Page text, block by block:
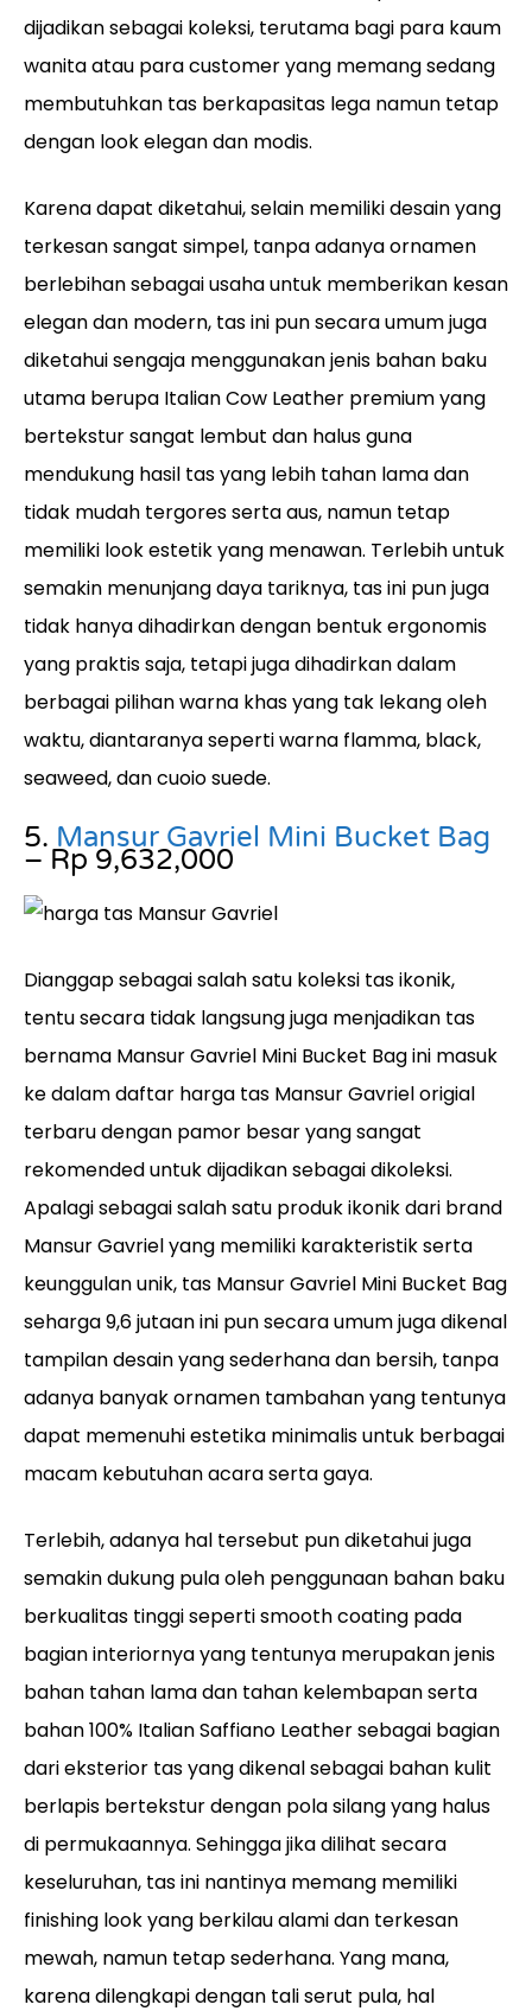
dijadikan sebagai koleksi, terutama bagi para kaum
wanita atau para customer yang memang sedang
membutuhkan tas berkapasitas lega namun tetap
dengan look elegan dan modis.
Karena dapat diketahui, selain memiliki desain yang
terkesan sangat simpel, tanpa adanya ornamen
berlebihan sebagai usaha untuk memberikan kesan
elegan dan modern, tas ini pun secara umum juga
diketahui sengaja menggunakan jenis bahan baku
utama berupa Italian Cow Leather premium yang
bertekstur sangat lembut dan halus guna
mendukung hasil tas yang lebih tahan lama dan
tidak mudah tergores serta aus, namun tetap
memiliki look estetik yang menawan. Terlebih untuk
semakin menunjang daya tariknya, tas ini pun juga
tidak hanya dihadirkan dengan bentuk ergonomis
yang praktis saja, tetapi juga dihadirkan dalam
berbagai pilihan warna khas yang tak lekang oleh
waktu, diantaranya seperti warna flamma, black,
seaweed, dan cuoio suede.
5. Mansur Gavriel Mini Bucket Bag
– Rp 9,632,000
Dianggap sebagai salah satu koleksi tas ikonik,
tentu secara tidak langsung juga menjadikan tas
bernama Mansur Gavriel Mini Bucket Bag ini masuk
ke dalam daftar harga tas Mansur Gavriel origial
terbaru dengan pamor besar yang sangat
rekomended untuk dijadikan sebagai dikoleksi.
Apalagi sebagai salah satu produk ikonik dari brand
Mansur Gavriel yang memiliki karakteristik serta
keunggulan unik, tas Mansur Gavriel Mini Bucket Bag
seharga 9,6 jutaan ini pun secara umum juga dikenal
tampilan desain yang sederhana dan bersih, tanpa
adanya banyak ornamen tambahan yang tentunya
dapat memenuhi estetika minimalis untuk berbagai
macam kebutuhan acara serta gaya.
Terlebih, adanya hal tersebut pun diketahui juga
semakin dukung pula oleh penggunaan bahan baku
berkualitas tinggi seperti smooth coating pada
bagian interiornya yang tentunya merupakan jenis
bahan tahan lama dan tahan kelembapan serta
bahan 100% Italian Saffiano Leather sebagai bagian
dari eksterior tas yang dikenal sebagai bahan kulit
berlapis bertekstur dengan pola silang yang halus
di permukaannya. Sehingga jika dilihat secara
keseluruhan, tas ini nantinya memang memiliki
finishing look yang berkilau alami dan terkesan
mewah, namun tetap sederhana. Yang mana,
karena dilengkapi dengan tali serut pula, hal